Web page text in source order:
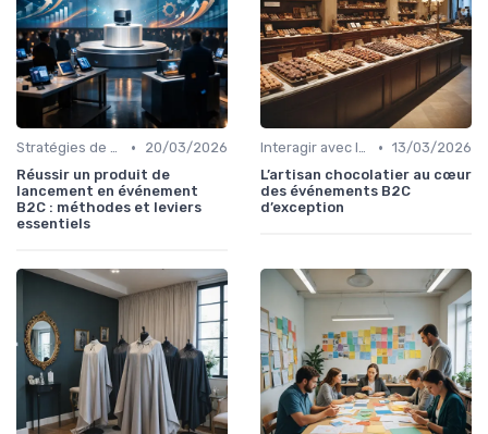
Stratégies de Marketing et Promotion B2C •
20/03/2026
Réussir un produit de
lancement en événement
B2C : méthodes et leviers
essentiels
Interagir avec le Public Cible • 13/03/2026
L’artisan chocolatier au cœur
des événements B2C
d’exception